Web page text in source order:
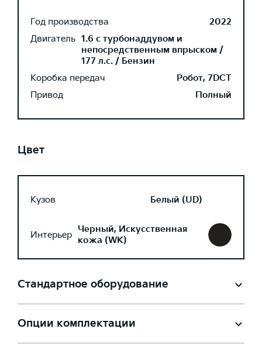
Год производства
2022
Двигатель 1.6 с турбонаддувом и
непосредственным впрыском /
177 л.с. / Бензин
Коробка передач
Робот, 7DCT
Привод
Полный
Цвет
Кузов Белый (UD)
Интерьер Черный, Искусственная
кожа (WK)
Стандартное оборудование
Опции комплектации